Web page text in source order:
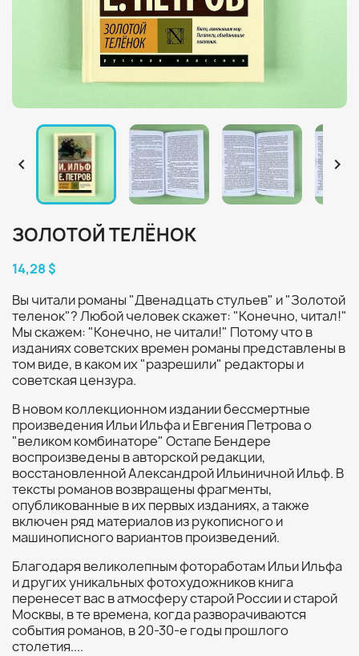
 
ЗОЛОТОЙ ТЕЛЁНОК
14,28 $
Вы читали романы "Двенадцать стульев" и "Золотой
теленок"? Любой человек скажет: "Конечно, читал!"
Мы скажем: "Конечно, не читали!" Потому что в
изданиях советских времен романы представлены в
том виде, в каком их "разрешили" редакторы и
советская цензура.
В новом коллекционном издании бессмертные
произведения Ильи Ильфа и Евгения Петрова о
"великом комбинаторе" Остапе Бендере
воспроизведены в авторской редакции,
восстановленной Александрой Ильиничной Ильф. В
тексты романов возвращены фрагменты,
опубликованные в их первых изданиях, а также
включен ряд материалов из рукописного и
машинописного вариантов произведений.
Благодаря великолепным фотоработам Ильи Ильфа
и других уникальных фотохудожников книга
перенесет вас в атмосферу старой России и старой
Москвы, в те времена, когда разворачиваются
события романов, в 20-30-е годы прошлого
столетия....